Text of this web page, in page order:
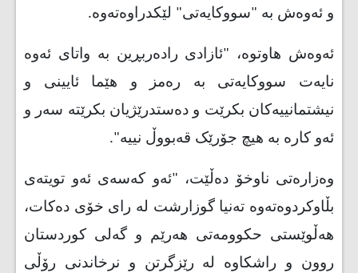
و ئەوەش بە "سووکایەتی" لێکدراوەتەوە.
ئەوەش هاوتوە، "ئازادی رادەربڕین بە واتای ئەوە
نایەت سووکایەتی بە رەمز و هێما ئایینی و
نیشتمانییەکان بکرێت و دەستدرێژیان بکرێتە سەر و
ئەو کارە بە هیچ جۆرێک قەبووڵ نییە."
وەزارەتی ناوخۆ دەڵێت، "ئەو کەسەی ئەو تویتەی
بڵاوکردوەتەوە تەنیا گوزارشت لە رای خۆی دەکات،
هەڵوێستی حکوومەتی هەرێم و گەلی کوردستان
روون و راشکاوە لە رێزگرتن و نرخاندنی رۆڵی